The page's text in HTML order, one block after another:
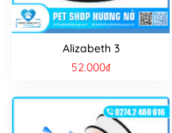
Alizabeth 3
52.000₫